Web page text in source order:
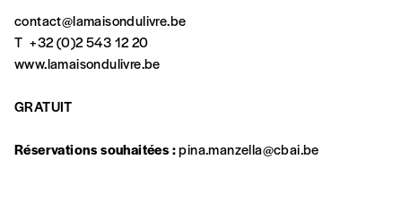
Les mots de passe ne correspondent pas
NOS
FORMULES
Abonnement
contact@lamaisondulivre.be
T +32 (0)2 543 12 20
www.lamaisondulivre.be
GRATUIT
Réservations souhaitées :pina.manzella@cbai.be